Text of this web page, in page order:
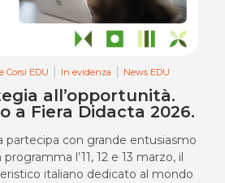
Corsi EDU In evidenza News EDU
all’opportunità.
a Fiera Didacta 2026.
partecipa con grande entusiasmo
l’11, 12 e 13 marzo, il
italiano dedicato al mondo